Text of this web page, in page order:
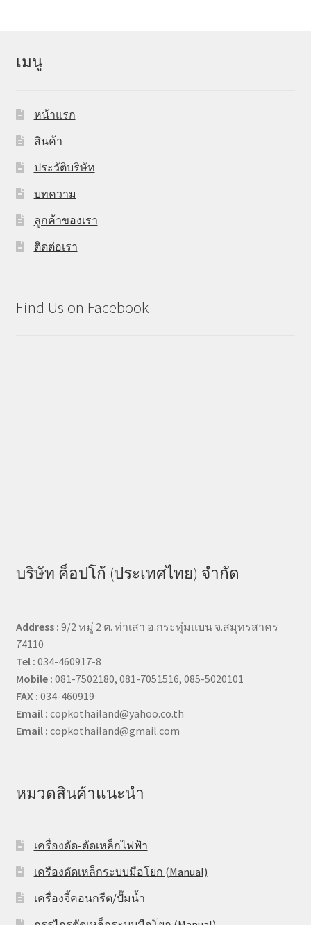
เมนู
หน้าแรก
สินค้า
ประวัติบริษัท
บทความ
ลูกค้าของเรา
ติดต่อเรา
Find Us on Facebook
บริษัท ค็อปโก้ (ประเทศไทย) จำกัด
Address : 9/2 หมู่ 2 ต. ท่าเสา อ.กระทุ่มแบน จ.สมุทรสาคร
74110
Tel : 034-460917-8
Mobile : 081-7502180, 081-7051516, 085-5020101
FAX : 034-460919
Email : copkothailand@yahoo.co.th
Email : copkothailand@gmail.com
หมวดสินค้าแนะนำ
เครื่องดัด-ตัดเหล็กไฟฟ้า
เครืองดัดเหล็กระบบมือโยก (Manual)
เครื่องจี้คอนกรีต/ปั๊มน้ำ